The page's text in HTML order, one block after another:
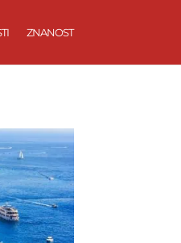
ZNANOST